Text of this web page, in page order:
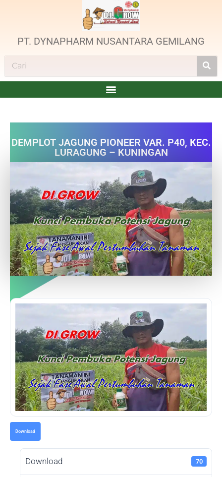
PT. DYNAPHARM NUSANTARA GEMILANG
DEMPLOT JAGUNG PIONEER VAR. P40, KEC.
LURAGUNG – KUNINGAN
Download
Download 70